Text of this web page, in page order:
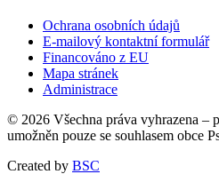
Ochrana osobních údajů
E-mailový kontaktní formulář
Financováno z EU
Mapa stránek
Administrace
© 2026 Všechna práva vyhrazena –
umožněn pouze se souhlasem obce
Created by BSC